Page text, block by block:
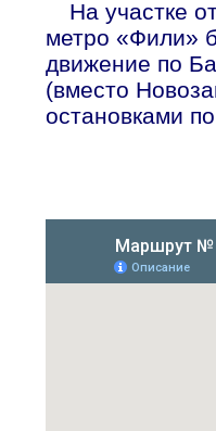
На участке
метро «Фили»
движение по
(вместо
остановками